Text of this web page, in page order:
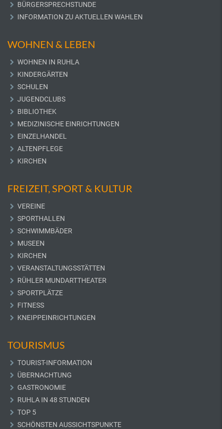
BÜRGERSPRECHSTUNDE
INFORMATION ZU AKTUELLEN WAHLEN
WOHNEN & LEBEN
WOHNEN IN RUHLA
KINDERGÄRTEN
SCHULEN
JUGENDCLUBS
BIBLIOTHEK
MEDIZINISCHE EINRICHTUNGEN
EINZELHANDEL
ALTENPFLEGE
KIRCHEN
FREIZEIT, SPORT & KULTUR
VEREINE
SPORTHALLEN
SCHWIMMBÄDER
MUSEEN
KIRCHEN
VERANSTALTUNGSSTÄTTEN
RÜHLER MUNDARTTHEATER
SPORTPLÄTZE
FITNESS
KNEIPPEINRICHTUNGEN
TOURISMUS
TOURIST-INFORMATION
ÜBERNACHTUNG
GASTRONOMIE
RUHLA IN 48 STUNDEN
TOP 5
SCHÖNSTEN AUSSICHTSPUNKTE